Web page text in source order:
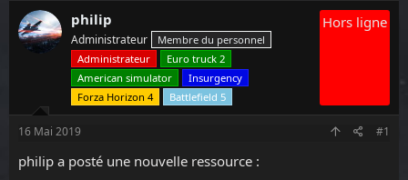
r
d
s
u
e
d
é
b
u
t
philip
Administrateur
Membre du personnel
Administrateur
Euro truck 2
American simulator
Insurgency
Forza Horizon 4
Battlefield 5
Hors ligne
16 Mai 2019 #1
philip a posté une nouvelle ressource :